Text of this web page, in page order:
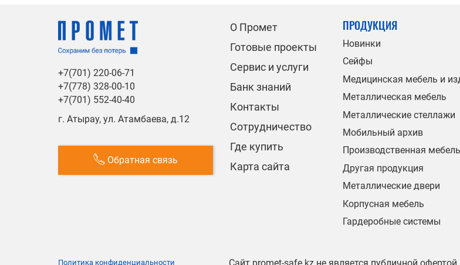
+7(701) 220-06-71
+7(778) 328-00-10
+7(701) 552-40-40
г. Атырау, ул. Атамбаева, д.12
Обратная связь
О Промет
Готовые проекты
Сервис и услуги
Банк знаний
Контакты
Сотрудничество
Где купить
Карта сайта
ПРОДУКЦИЯ
Новинки
Сейфы
Медицинская мебель и
Металлическая мебель
Металлические стеллажи
Мобильный архив
Производственная мебель
Другая продукция
Металлические двери
Корпусная мебель
Гардеробные системы
Политика конфиденциальности